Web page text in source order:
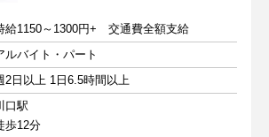
給1150～1300円+ 交通費全額支給
ルバイト・パート
2日以上 1日6.5時間以上
口駅
歩12分